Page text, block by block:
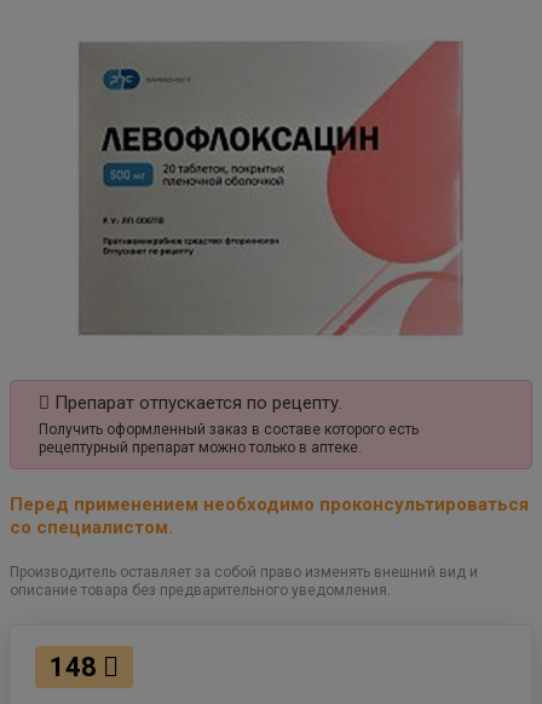
Препарат отпускается по рецепту.
Получить оформленный заказ в составе которого есть
рецептурный препарат можно только в аптеке.
Перед применением необходимо проконсультироваться
со специалистом.
Производитель оставляет за собой право изменять внешний вид и
описание товара без предварительного уведомления.
148